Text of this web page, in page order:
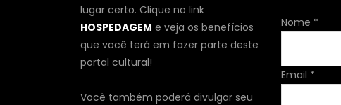
lugar certo. Clique no link
HOSPEDAGEM e veja os benefícios
que você terá em fazer parte deste
portal cultural!
Você também poderá divulgar seu
Email
Nome *
Email *